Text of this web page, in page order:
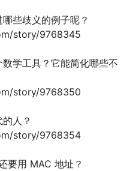
些歧义的例子呢？
story/9768345
学工具？它能简化哪些不
story/9768350
人？
story/9768354
要用 MAC 地址？